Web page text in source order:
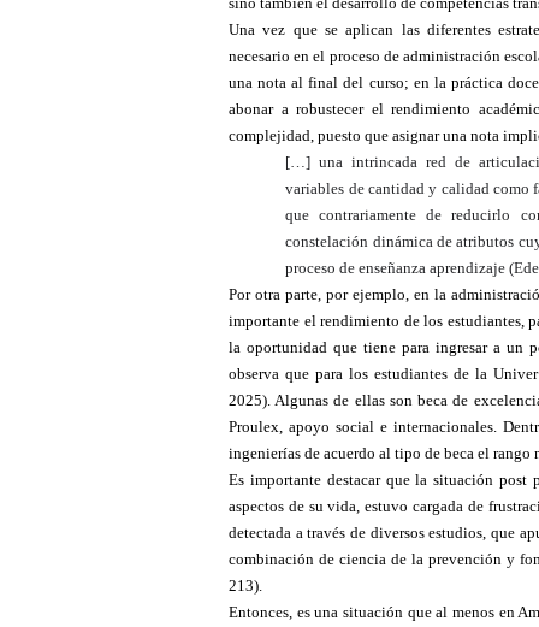
Una vez que se aplican las diferentes
necesario en el proceso de administración
una nota al final del curso; en la práctica
abonar a robustecer el rendimiento
complejidad, puesto que asignar una nota
[…] una intrincada red de
variables de cantidad y calidad como
que contrariamente de reducirlo
constelación dinámica de atributos
proceso de enseñanza aprendizaje
Por otra parte, por ejemplo, en la
importante el rendimiento de los estudiantes,
la oportunidad que tiene para ingresar a un
observa que para los estudiantes de la
2025). Algunas de ellas son beca de
Proulex, apoyo social e internacionales.
ingenierías de acuerdo al tipo de beca el rango
Es importante destacar que la situación post
aspectos de su vida, estuvo cargada de
detectada a través de diversos estudios, que
combinación de ciencia de la prevención y
213).
Entonces, es una situación que al menos en